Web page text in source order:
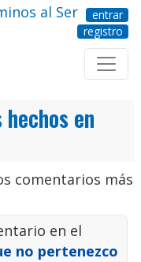
entrar
registro
en
comentarios más
en el
no pertenezco